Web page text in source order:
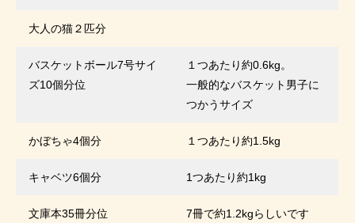
大人の猫２匹分
バスケットボール7号サイ
ズ10個分位
１つあたり約0.6kg。
一般的なバスケット男子に
つかうサイズ
かぼちゃ4個分 １つあたり約1.5kg
キャベツ6個分 1つあたり約1kg
文庫本35冊分位 7冊で約1.2kgらしいです